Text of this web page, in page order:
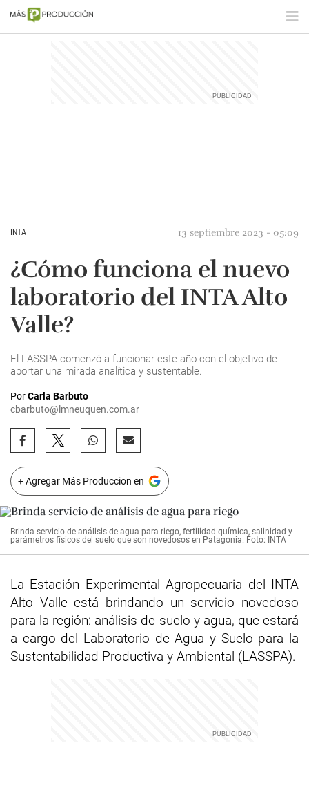
INTA 13 septiembre 2023 - 05:09
¿Cómo funciona el nuevo
laboratorio del INTA Alto
Valle?
El LASSPA comenzó a funcionar este año con el objetivo de
aportar una mirada analítica y sustentable.
PorCarla Barbuto
cbarbuto@lmneuquen.com.ar
+ Agregar Más Produccion en
Brinda servicio de análisis de agua para riego, fertilidad química, salinidad y
parámetros físicos del suelo que son novedosos en Patagonia. Foto: INTA
La Estación Experimental Agropecuaria del INTA
Alto Valle está brindando un servicio novedoso
para la región: análisis de suelo y agua, que estará
a cargo del Laboratorio de Agua y Suelo para la
Sustentabilidad Productiva y Ambiental (LASSPA).